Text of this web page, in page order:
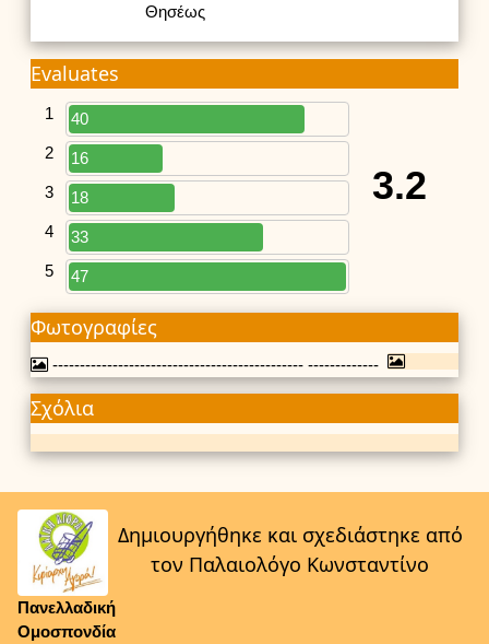
Θησέως
Evaluates
1
40
2
16
3
18
4
33
5
47
3.2
Φωτογραφίες
---------------------------------------------- -------------
Σχόλια
Πανελλαδική
Ομοσπονδία
Δημιουργήθηκε και σχεδιάστηκε από
τον Παλαιολόγο Κωνσταντίνο